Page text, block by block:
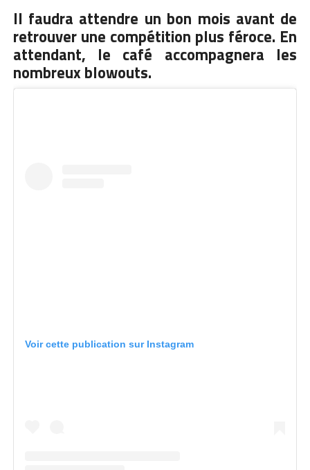
Il faudra attendre un bon mois avant de
retrouver une compétition plus féroce. En
attendant, le café accompagnera les
nombreux blowouts.
Voir cette publication sur Instagram